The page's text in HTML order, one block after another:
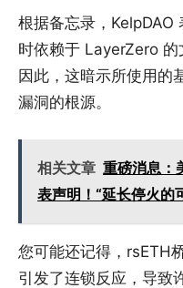
根据备忘录，KelpDAO
时依赖于 LayerZero 的
因此，这暗示所使用的
漏洞的根源。
相关文章 重磅消息：
表声明！“延长停火的
您可能还记得，rsETH
引发了连锁反应，导致